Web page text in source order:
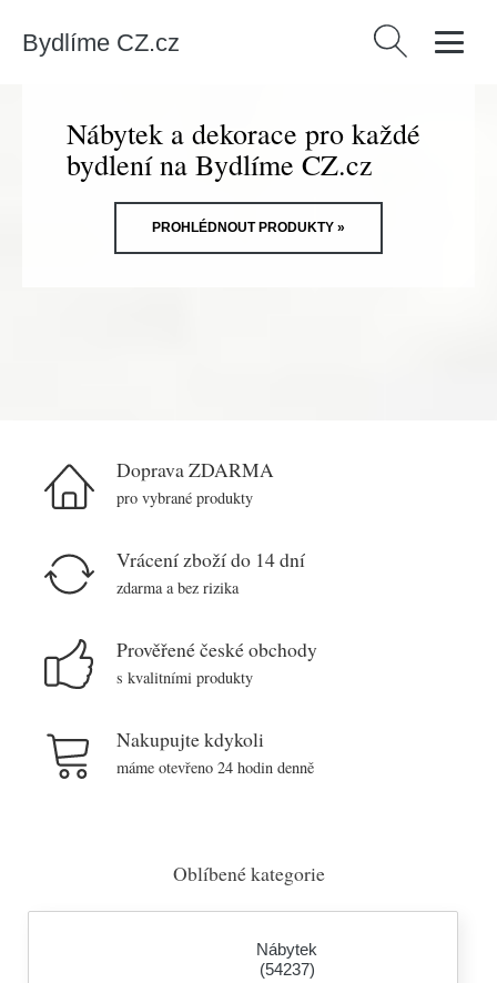
Bydlíme CZ.cz Vyhledávání
Nábytek a dekorace pro každé
bydlení na Bydlíme CZ.cz
PROHLÉDNOUT PRODUKTY »
Doprava ZDARMA
pro vybrané produkty
Vrácení zboží do 14 dní
zdarma a bez rizika
Prověřené české obchody
s kvalitními produkty
Nakupujte kdykoli
máme otevřeno 24 hodin denně
Oblíbené kategorie
Nábytek
(54237)